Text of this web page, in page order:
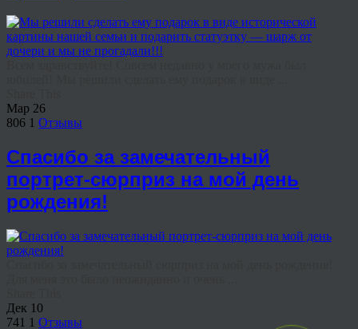
Мар 26
806 1 Отзывы
Спасибо за замечательный
портрет-сюрприз на мой день
рождения!
Дек 10
741 1 Отзывы